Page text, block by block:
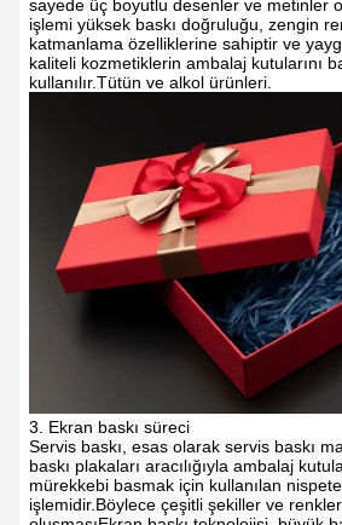
sayede üç boyutlu desenler ve metinler
işlemi yüksek baskı doğruluğu, zengin
katmanlama özelliklerine sahiptir ve
kaliteli kozmetiklerin ambalaj kutularını
kullanılır.Tütün ve alkol ürünleri.
3. Ekran baskı süreci
Servis baskı, esas olarak servis baskı
baskı plakaları aracılığıyla ambalaj
mürekkebi basmak için kullanılan
işlemidir.Böylece çeşitli şekiller ve